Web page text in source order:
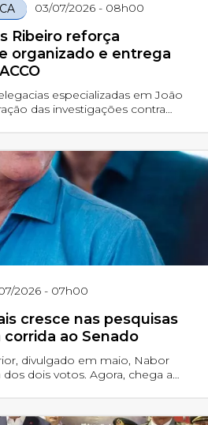
03/07/2026 - 08h00
Ribeiro reforça
organizado e entrega
especializadas em João
das investigações contra
2026 - 07h00
cresce nas pesquisas
ao Senado
divulgado em maio, Nabor
dos dois votos. Agora, chega a